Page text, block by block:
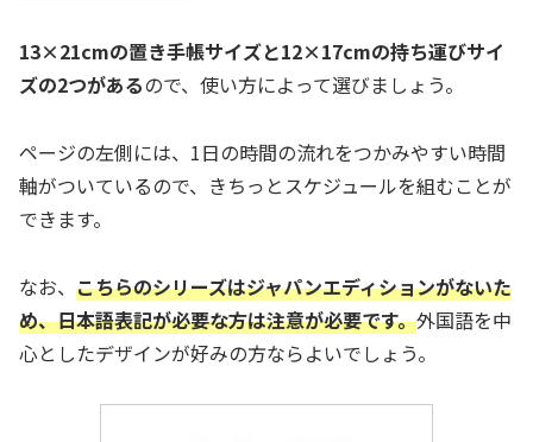
13×21cmの置き手帳サイズと12×17cmの持ち運びサイ
ズの2つがあるので、使い方によって選びましょう。
ページの左側には、1日の時間の流れをつかみやすい時間
軸がついているので、きちっとスケジュールを組むことが
できます。
なお、 こちらのシリーズはジャパンエディションがないた
め、日本語表記が必要な方は注意が必要です。外国語を中
心としたデザインが好みの方ならよいでしょう。